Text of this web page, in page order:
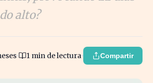
alto?
1 min de lectura Compartir